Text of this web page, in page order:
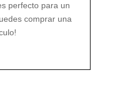
perfecto para un
comprar una